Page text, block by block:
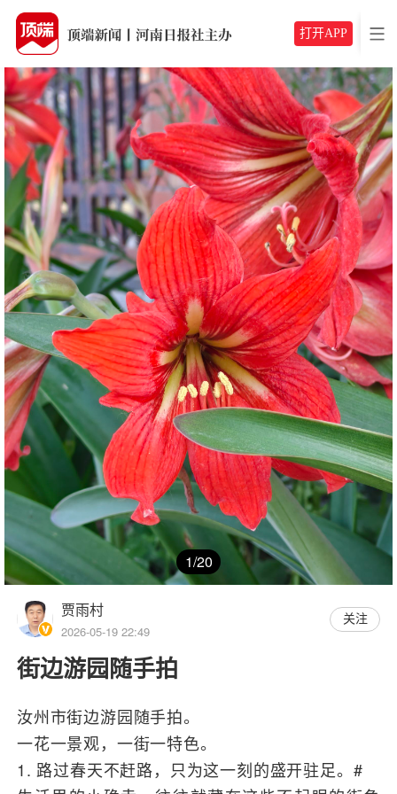
打开APP
1/20
贾雨村
2026-05-19 22:49
关注
街边游园随手拍
汝州市街边游园随手拍。
一花一景观，一街一特色。
1. 路过春天不赶路，只为这一刻的盛开驻足。#